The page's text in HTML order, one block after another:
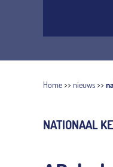
Home>> nieuws>>
NATIONAAL